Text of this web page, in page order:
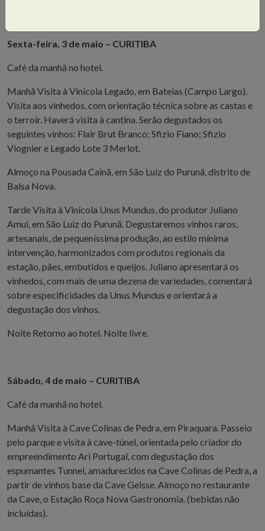
Sexta-feira, 3 de maio – CURITIBA
Café da manhã no hotel.
Manhã Visita à Vinícola Legado, em Bateias (Campo Largo).
Visita aos vinhedos, com orientação técnica sobre as castas e
o terroir. Haverá visita à cantina. Serão degustados os
seguintes vinhos: Flair Brut Branco; Sfizio Fiano; Sfizio
Viognier e Legado Lote 3 Merlot.
Almoço na Pousada Cainã, em São Luiz do Purunã, distrito de
Balsa Nova.
Tarde Visita à Vinícola Unus Mundus, do produtor Juliano
Amui, em São Luiz do Purunã. Degustaremos vinhos raros,
artesanais, de pequeníssima produção, ao estilo mínima
intervenção, harmonizados com produtos regionais da
estação, pães, embutidos e queijos. Juliano apresentará os
vinhedos, com mais de uma dezena de variedades, comentará
sobre especificidades da Unus Mundus e orientará a
degustação dos vinhos.
Noite Retorno ao hotel. Noite livre.
Sábado, 4 de maio – CURITIBA
Café da manhã no hotel.
Manhã Visita à Cave Colinas de Pedra, em Piraquara. Passeio
pelo parque e visita à cave-túnel, orientada pelo criador do
empreendimento Ari Portugal, com degustação dos
espumantes Tunnel, amadurecidos na Cave Colinas de Pedra, a
partir de vinhos base da Cave Geisse. Almoço no restaurante
da Cave, o Estação Roça Nova Gastronomia. (bebidas não
incluídas).